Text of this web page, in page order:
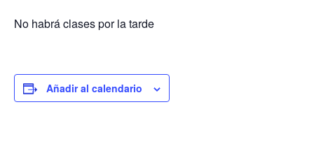
No habrá clases por la tarde
Añadir al calendario